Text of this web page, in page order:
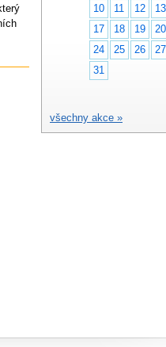
10
11 12 13
17
18 19 20
24
25 26 27
31
všechny akce »